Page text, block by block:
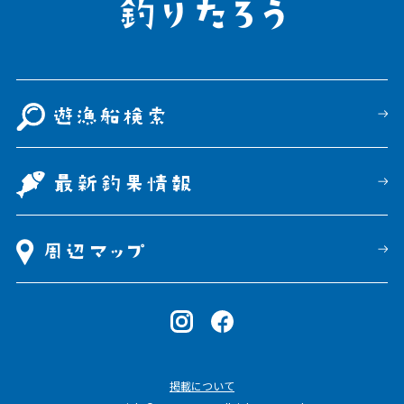
掲載について